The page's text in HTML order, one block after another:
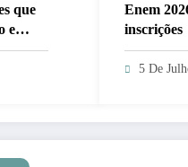
que
e
Enem
inscrições
5 De